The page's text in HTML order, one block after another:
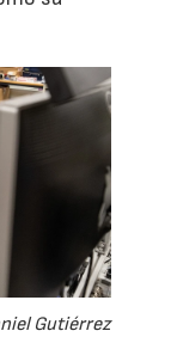
Gutiérrez